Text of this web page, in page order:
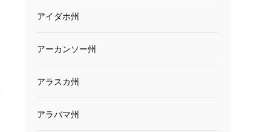
アイダホ州
アーカンソー州
アラスカ州
アラバマ州